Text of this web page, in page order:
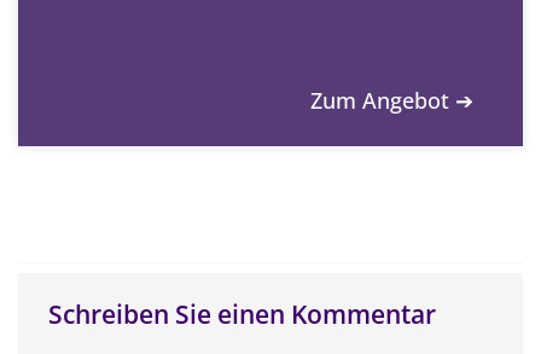
Zum Angebot ➔
Schreiben Sie einen Kommentar